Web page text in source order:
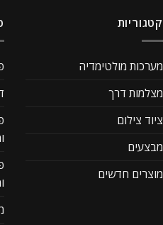
קטגוריות
מערכות מולטימדיה
מצלמות דרך
ציוד צילום
מבצעים
מוצרים חדשים